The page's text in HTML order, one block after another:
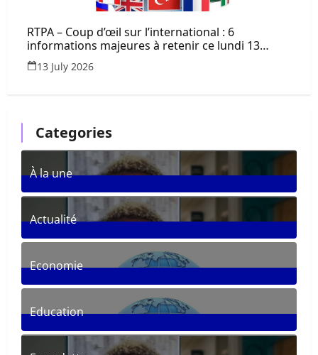
RTPA – Coup d’œil sur l’international : 6
informations majeures à retenir ce lundi 13
juillet 2026
13 July 2026
Categories
À la une
361Posts
Actualité
287Posts
Economie
30Posts
Education
33Posts